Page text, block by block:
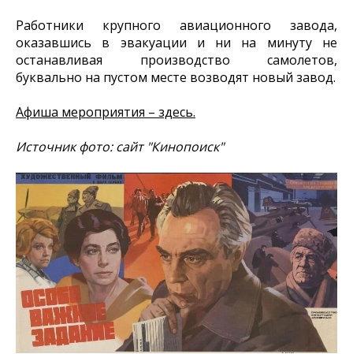
Работники крупного авиационного завода,
оказавшись в эвакуации и ни на минуту не
останавливая производство самолетов,
буквально на пустом месте возводят новый завод.
Афиша мероприятия – здесь.
Источник фото: сайт "Кинопоиск"